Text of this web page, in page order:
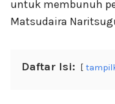
untuk membunuh
Matsudaira
Daftar Isi: